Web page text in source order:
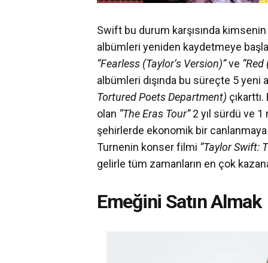
Swift bu durum karşısında
albümleri yeniden kaydetmeye
“Fearless (Taylor’s Version)”ve “Red
albümleri dışında bu süreçte 5 yeni
Tortured Poets Department)
olan “The Eras Tour”2 yıl sürdü ve 1
şehirlerde ekonomik bir
Turnenin konser filmi “Taylor Swift:
gelirle tüm zamanların en çok
Emeğini Satın Almak